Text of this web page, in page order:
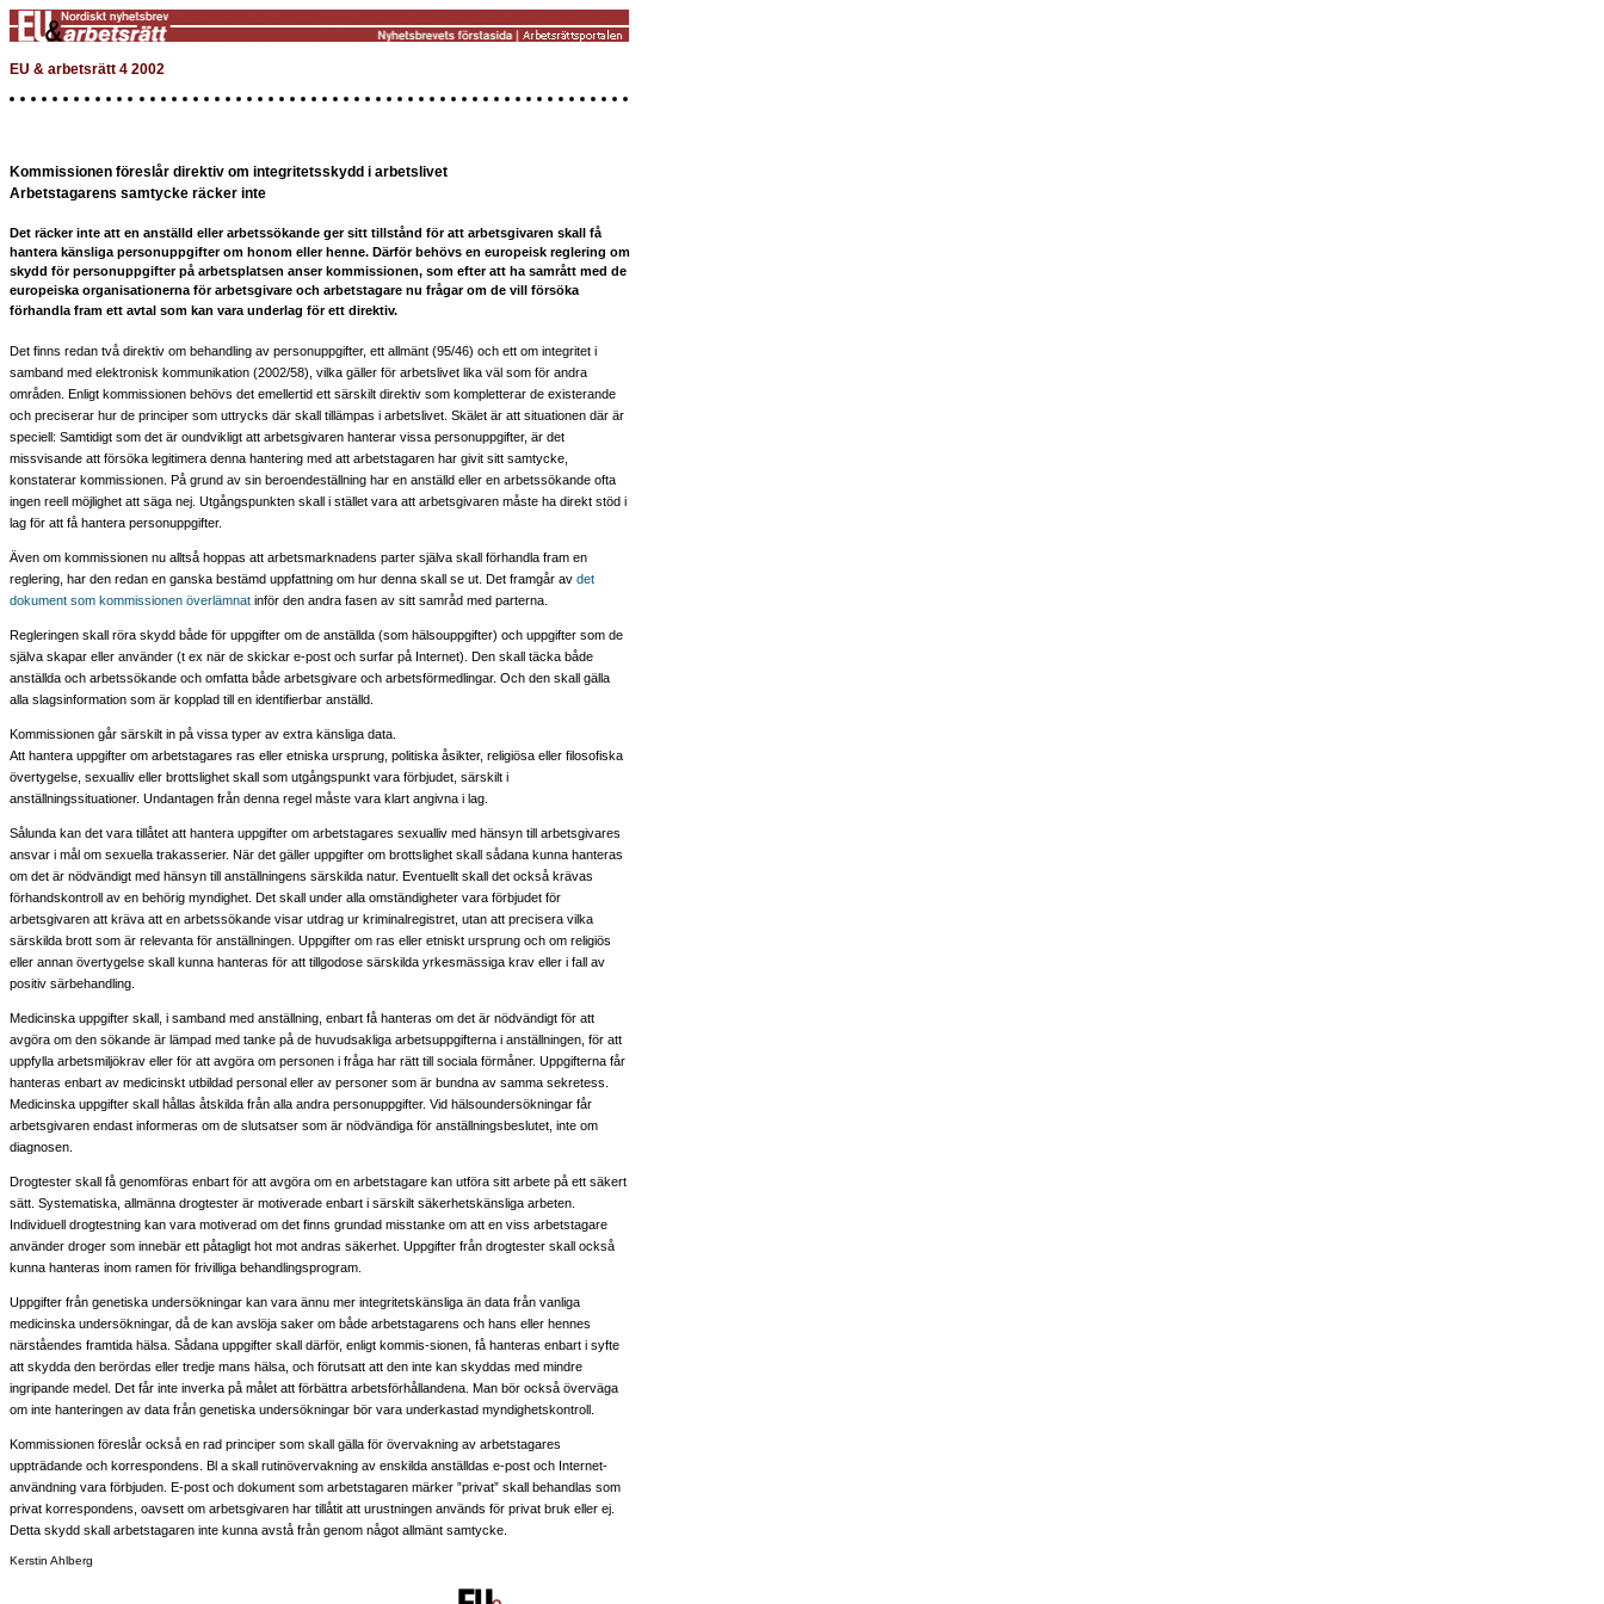
EU & arbetsrätt 4 2002
Kommissionen föreslår direktiv om integritetsskydd i arbetslivet
Arbetstagarens samtycke räcker inte
Det räcker inte att en anställd eller arbetssökande ger sitt tillstånd för att arbetsgivaren skall få
hantera känsliga personuppgifter om honom eller henne. Därför behövs en europeisk reglering om
skydd för personuppgifter på arbetsplatsen anser kommissionen, som efter att ha samrått med de
europeiska organisationerna för arbetsgivare och arbetstagare nu frågar om de vill försöka
förhandla fram ett avtal som kan vara underlag för ett direktiv.
Det finns redan två direktiv om behandling av personuppgifter, ett allmänt (95/46) och ett om integritet i
samband med elektronisk kommunikation (2002/58), vilka gäller för arbetslivet lika väl som för andra
områden. Enligt kommissionen behövs det emellertid ett särskilt direktiv som kompletterar de existerande
och preciserar hur de principer som uttrycks där skall tillämpas i arbetslivet. Skälet är att situationen där är
speciell: Samtidigt som det är oundvikligt att arbetsgivaren hanterar vissa personuppgifter, är det
missvisande att försöka legitimera denna hantering med att arbetstagaren har givit sitt samtycke,
konstaterar kommissionen. På grund av sin beroendeställning har en anställd eller en arbetssökande ofta
ingen reell möjlighet att säga nej. Utgångspunkten skall i stället vara att arbetsgivaren måste ha direkt stöd i
lag för att få hantera personuppgifter.
Även om kommissionen nu alltså hoppas att arbetsmarknadens parter själva skall förhandla fram en
reglering, har den redan en ganska bestämd uppfattning om hur denna skall se ut. Det framgår av det
dokument som kommissionen överlämnat inför den andra fasen av sitt samråd med parterna.
Regleringen skall röra skydd både för uppgifter om de anställda (som hälsouppgifter) och uppgifter som de
själva skapar eller använder (t ex när de skickar e-post och surfar på Internet). Den skall täcka både
anställda och arbetssökande och omfatta både arbetsgivare och arbetsförmedlingar. Och den skall gälla
alla slagsinformation som är kopplad till en identifierbar anställd.
Kommissionen går särskilt in på vissa typer av extra känsliga data.
Att hantera uppgifter om arbetstagares ras eller etniska ursprung, politiska åsikter, religiösa eller filosofiska
övertygelse, sexualliv eller brottslighet skall som utgångspunkt vara förbjudet, särskilt i
anställningssituationer. Undantagen från denna regel måste vara klart angivna i lag.
Sålunda kan det vara tillåtet att hantera uppgifter om arbetstagares sexualliv med hänsyn till arbetsgivares
ansvar i mål om sexuella trakasserier. När det gäller uppgifter om brottslighet skall sådana kunna hanteras
om det är nödvändigt med hänsyn till anställningens särskilda natur. Eventuellt skall det också krävas
förhandskontroll av en behörig myndighet. Det skall under alla omständigheter vara förbjudet för
arbetsgivaren att kräva att en arbetssökande visar utdrag ur kriminalregistret, utan att precisera vilka
särskilda brott som är relevanta för anställningen. Uppgifter om ras eller etniskt ursprung och om religiös
eller annan övertygelse skall kunna hanteras för att tillgodose särskilda yrkesmässiga krav eller i fall av
positiv särbehandling.
Medicinska uppgifter skall, i samband med anställning, enbart få hanteras om det är nödvändigt för att
avgöra om den sökande är lämpad med tanke på de huvudsakliga arbetsuppgifterna i anställningen, för att
uppfylla arbetsmiljökrav eller för att avgöra om personen i fråga har rätt till sociala förmåner. Uppgifterna får
hanteras enbart av medicinskt utbildad personal eller av personer som är bundna av samma sekretess.
Medicinska uppgifter skall hållas åtskilda från alla andra personuppgifter. Vid hälsoundersökningar får
arbetsgivaren endast informeras om de slutsatser som är nödvändiga för anställningsbeslutet, inte om
diagnosen.
Drogtester skall få genomföras enbart för att avgöra om en arbetstagare kan utföra sitt arbete på ett säkert
sätt. Systematiska, allmänna drogtester är motiverade enbart i särskilt säkerhetskänsliga arbeten.
Individuell drogtestning kan vara motiverad om det finns grundad misstanke om att en viss arbetstagare
använder droger som innebär ett påtagligt hot mot andras säkerhet. Uppgifter från drogtester skall också
kunna hanteras inom ramen för frivilliga behandlingsprogram.
Uppgifter från genetiska undersökningar kan vara ännu mer integritetskänsliga än data från vanliga
medicinska undersökningar, då de kan avslöja saker om både arbetstagarens och hans eller hennes
närståendes framtida hälsa. Sådana uppgifter skall därför, enligt kommis-sionen, få hanteras enbart i syfte
att skydda den berördas eller tredje mans hälsa, och förutsatt att den inte kan skyddas med mindre
ingripande medel. Det får inte inverka på målet att förbättra arbetsförhållandena. Man bör också överväga
om inte hanteringen av data från genetiska undersökningar bör vara underkastad myndighetskontroll.
Kommissionen föreslår också en rad principer som skall gälla för övervakning av arbetstagares
uppträdande och korrespondens. Bl a skall rutinövervakning av enskilda anställdas e-post och Internet-
användning vara förbjuden. E-post och dokument som arbetstagaren märker ”privat” skall behandlas som
privat korrespondens, oavsett om arbetsgivaren har tillåtit att urustningen används för privat bruk eller ej.
Detta skydd skall arbetstagaren inte kunna avstå från genom något allmänt samtycke.
Kerstin Ahlberg